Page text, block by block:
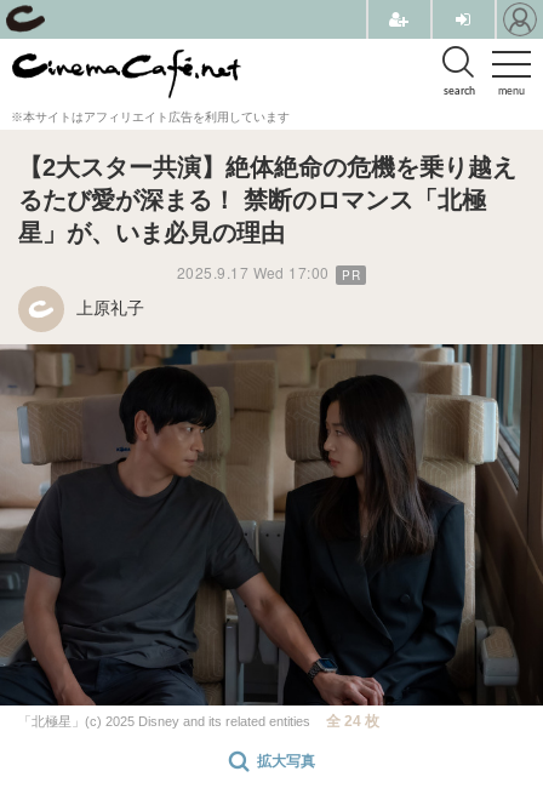
menu
search
※本サイトはアフィリエイト広告を利用しています
【2大スター共演】絶体絶命の危機を乗り越え
るたび愛が深まる！ 禁断のロマンス「北極
星」が、いま必見の理由
上原礼子
2025.9.17 Wed 17:00 PR
「北極星」(c) 2025 Disney and its related entities 全 24 枚
拡大写真